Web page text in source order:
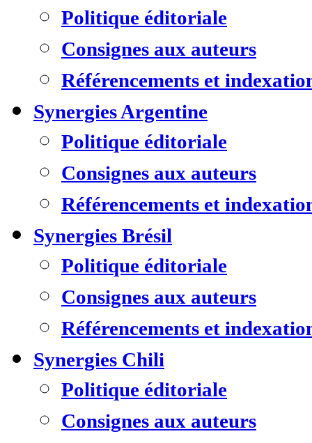
Politique éditoriale
Consignes aux auteurs
Référencements et
Synergies Argentine
Politique éditoriale
Consignes aux auteurs
Référencements et
Synergies Brésil
Politique éditoriale
Consignes aux auteurs
Référencements et
Synergies Chili
Politique éditoriale
Consignes aux auteurs